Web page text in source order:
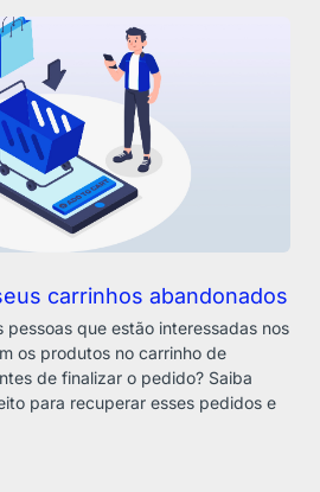
carrinhos abandonados
que estão interessadas nos
os produtos no carrinho de
de finalizar o pedido? Saiba
para recuperar esses pedidos e